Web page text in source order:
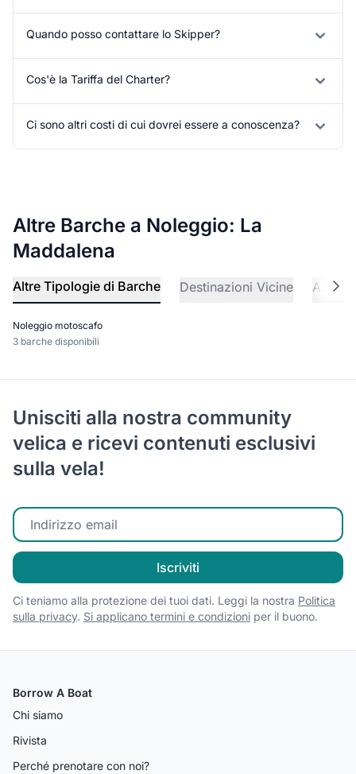
Quando posso contattare lo Skipper?
Cos'è la Tariffa del Charter?
Ci sono altri costi di cui dovrei essere a conoscenza?
Altre Barche a Noleggio: La
Maddalena
Altre Tipologie di Barche Destinazioni Vicine Altre
Noleggio motoscafo
3 barche disponibili
Unisciti alla nostra community
velica e ricevi contenuti esclusivi
sulla vela!
Inserisci la tua email
Iscriviti
Ci teniamo alla protezione dei tuoi dati. Leggi la nostra Politica
sulla privacy. Si applicano termini e condizioni per il buono.
Borrow A Boat
Chi siamo
Rivista
Perché prenotare con noi?